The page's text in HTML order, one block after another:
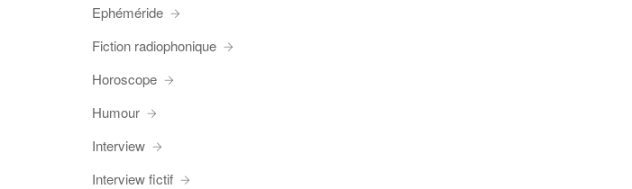
Ephéméride
Fiction radiophonique
Horoscope
Humour
Interview
Interview fictif